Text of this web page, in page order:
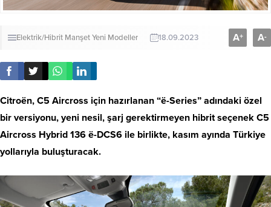
Elektrik/Hibrit ManşetYeni Modeller 18.09.2023 A+ A-
Citroën, C5 Aircross için hazırlanan “ë-Series” adındaki özel
bir versiyonu, yeni nesil, şarj gerektirmeyen hibrit seçenek C5
Aircross Hybrid 136 ë-DCS6 ile birlikte, kasım ayında Türkiye
yollarıyla buluşturacak.